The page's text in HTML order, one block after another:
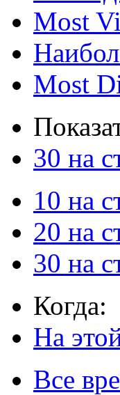
Most
Most
30 на
10 на
20 на
30 на
Когда:
На
Все